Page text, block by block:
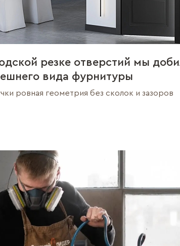
резке отверстий мы
вида фурнитуры
ровная геометрия без сколок и зазоров